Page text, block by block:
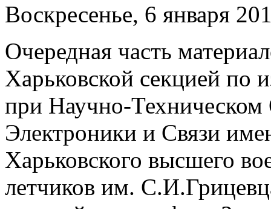
Воскресенье, 6 января
Очередная часть
Харьковской секцией по
при Научно-
Электроники и Связи
Харьковского высшего
летчиков им.